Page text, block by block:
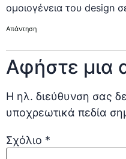
ομοιογένεια του design
Απάντηση
Αφήστε μια
Η ηλ. διεύθυνση σας
υποχρεωτικά πεδία
Σχόλιο *